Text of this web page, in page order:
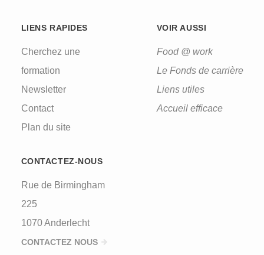
LIENS RAPIDES
Cherchez une
formation
Newsletter
Contact
Plan du site
VOIR AUSSI
Food @ work
Le Fonds de carrière
Liens utiles
Accueil efficace
CONTACTEZ-NOUS
Rue de Birmingham
225
1070 Anderlecht
CONTACTEZ NOUS